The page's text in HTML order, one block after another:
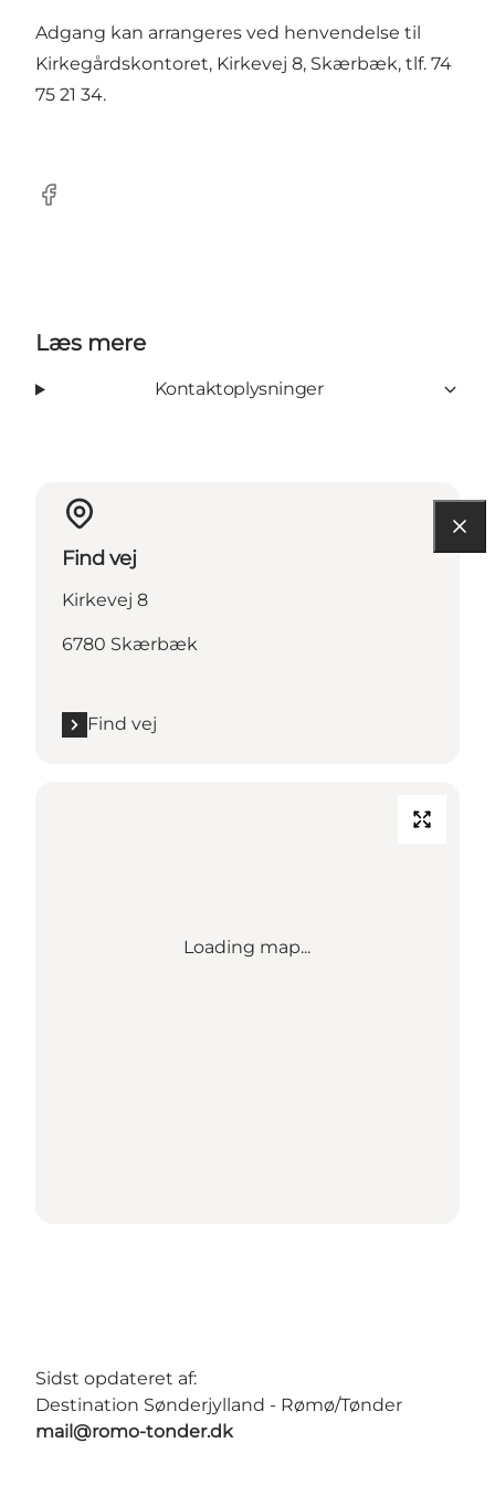
Adgang kan arrangeres ved henvendelse til
Kirkegårdskontoret, Kirkevej 8, Skærbæk, tlf. 74
75 21 34.
Facebook
Læs mere
Kontaktoplysninger
Find vej
Kirkevej 8
6780 Skærbæk
Find vej
Loading map...
Sidst opdateret af:
Destination Sønderjylland - Rømø/Tønder
mail@romo-tonder.dk